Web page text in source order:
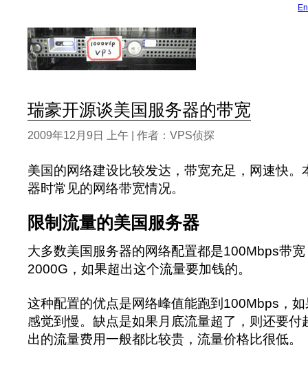
瑞豪开源谈美国服务器的带宽
2009年12月9日 上午 | 作者：VPS侦探
美国的网络建设比较发达，带宽充足，网速快。
器时常见的网络带宽情况。
限制流量的美国服务器
大多数美国服务器的网络配置都是100Mbps带
2000G，如果超出这个流量要加钱的。
这种配置的优点是网络峰值能跑到100Mbps，
感觉到慢。缺点是如果月底流量超了，则还要付
出的流量费用一般都比较贵，流量价格比很低。